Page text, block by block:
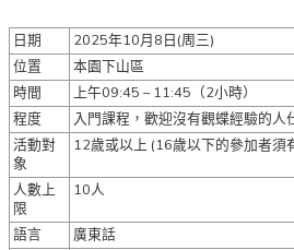
日期
2025年10月8日(周三)
位置
本園下山區
時間
上午09:45 – 11:45（2小時）
程度
入門課程，歡迎沒有觀蝶經驗的人
活動對
象
12歲或以上 (16歲以下的參加者須
人數上
限
10人
語言
廣東話